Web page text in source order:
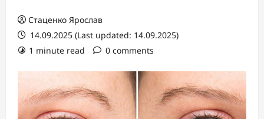
Стаценко Ярослав
14.09.2025 (Last updated: 14.09.2025)
1 minute read
0 comments